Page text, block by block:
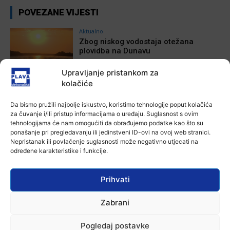
Upravljanje pristankom za
kolačiće
Da bismo pružili najbolje iskustvo, koristimo tehnologije poput kolačića
za čuvanje i/ili pristup informacijama o uređaju. Suglasnost s ovim
tehnologijama će nam omogućiti da obrađujemo podatke kao što su
ponašanje pri pregledavanju ili jedinstveni ID-ovi na ovoj web stranici.
Nepristanak ili povlačenje suglasnosti može negativno utjecati na
određene karakteristike i funkcije.
Prihvati
Zabrani
Pogledaj postavke
POVEZANE VIJESTI
Aktualno
Zbog niskog vodostaja otežana
plovidba na Dunavu
6 kolovoza, 2026
Aktualno
povijesna fikcija najtraženiji su
žanrovi ovoga ljeta u vinkovačkoj
knjižnici
6 kolovoza, 2026
Aktualno
kanalizacije najavljuju smanjenje
tlaka u vodovodnoj mreži
6 kolovoza, 2026